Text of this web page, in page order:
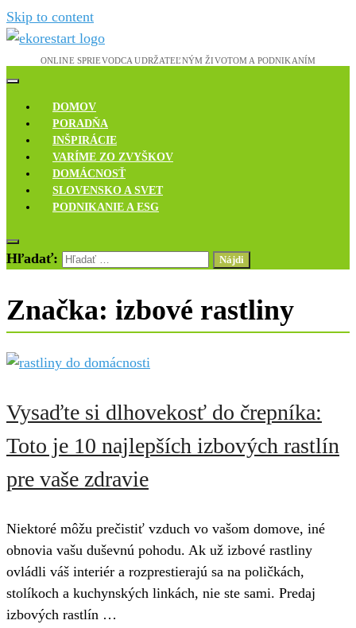
Skip to content
Ekoreštart
Novinky, rozhovory a inšpirácie
DOMOV
PORADŇA
INŠPIRÁCIE
VARÍME ZO ZVYŠKOV
DOMÁCNOSŤ
SLOVENSKO A SVET
PODNIKANIE A ESG
Hľadať:
Značka: izbové rastliny
Vysaďte si dlhovekosť do črepníka:
Toto je 10 najlepších izbových rastlín
pre vaše zdravie
Niektoré môžu prečistiť vzduch vo vašom domove, iné
obnovia vašu duševnú pohodu. Ak už izbové rastliny
ovládli váš interiér a rozprestierajú sa na poličkách,
stolíkoch a kuchynských linkách, nie ste sami. Predaj
izbových rastlín …